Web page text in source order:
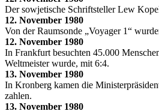
Der sowjetische Schriftsteller Lew
12. November 1980
Von der Raumsonde „Voyager 1“
12. November 1980
In Frankfurt besuchten 45.000
Weltmeister wurde, mit 6:4.
13. November 1980
In Kronberg kamen die
zahlen.
13. November 1980